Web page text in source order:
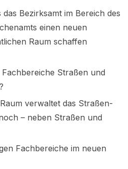
Bezirksamt im Bereich des
einen neuen
Raum schaffen
Straßen und
verwaltet das Straßen-
– neben Straßen und
Fachbereiche im neuen